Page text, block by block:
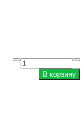
В корзину